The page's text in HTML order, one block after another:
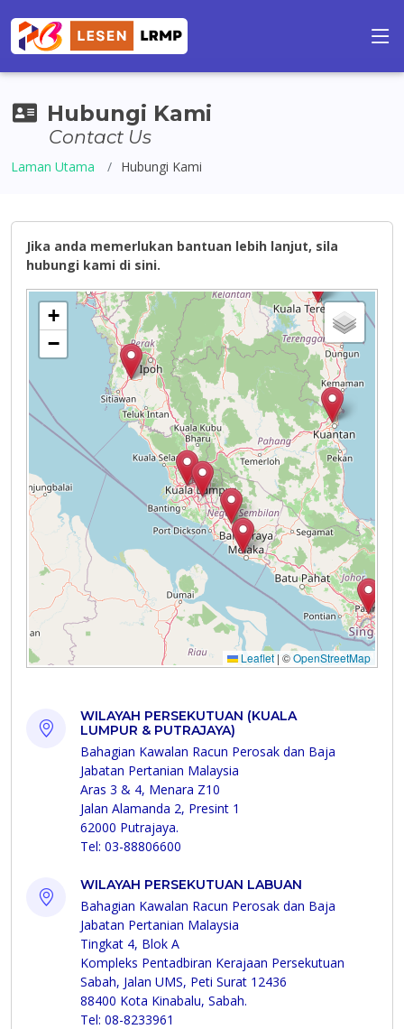
Hubungi Kami
Contact Us
Laman Utama Hubungi Kami
Jika anda memerlukan bantuan lebih lanjut, sila
hubungi kami di sini.
WILAYAH PERSEKUTUAN (KUALA
LUMPUR & PUTRAJAYA)
Bahagian Kawalan Racun Perosak dan Baja
Jabatan Pertanian Malaysia
Aras 3 & 4, Menara Z10
Jalan Alamanda 2, Presint 1
62000 Putrajaya.
Tel: 03-88806600
WILAYAH PERSEKUTUAN LABUAN
Bahagian Kawalan Racun Perosak dan Baja
Jabatan Pertanian Malaysia
Tingkat 4, Blok A
Kompleks Pentadbiran Kerajaan Persekutuan
Sabah, Jalan UMS, Peti Surat 12436
88400 Kota Kinabalu, Sabah.
Tel: 08-8233961